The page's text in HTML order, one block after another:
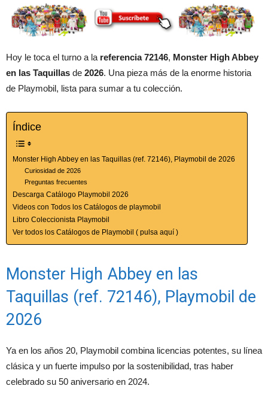
Hoy le toca el turno a la referencia 72146, Monster High Abbey
en las Taquillas de 2026. Una pieza más de la enorme historia
de Playmobil, lista para sumar a tu colección.
Índice
Monster High Abbey en las Taquillas (ref. 72146), Playmobil de 2026
Curiosidad de 2026
Preguntas frecuentes
Descarga Catálogo Playmobil 2026
Videos con Todos los Catálogos de playmobil
Libro Coleccionista Playmobil
Ver todos los Catálogos de Playmobil ( pulsa aquí )
Monster High Abbey en las
Taquillas (ref. 72146), Playmobil de
2026
Ya en los años 20, Playmobil combina licencias potentes, su línea
clásica y un fuerte impulso por la sostenibilidad, tras haber
celebrado su 50 aniversario en 2024.